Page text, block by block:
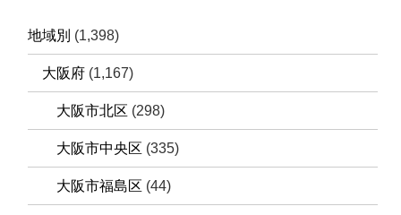
地域別 (1,398)
大阪府 (1,167)
大阪市北区 (298)
大阪市中央区 (335)
大阪市福島区 (44)